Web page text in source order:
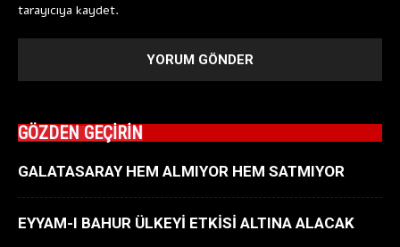
tarayıcıya kaydet.
GÖZDEN GEÇİRİN
GALATASARAY HEM ALMIYOR HEM SATMIYOR
EYYAM-I BAHUR ÜLKEYİ ETKİSİ ALTINA ALACAK